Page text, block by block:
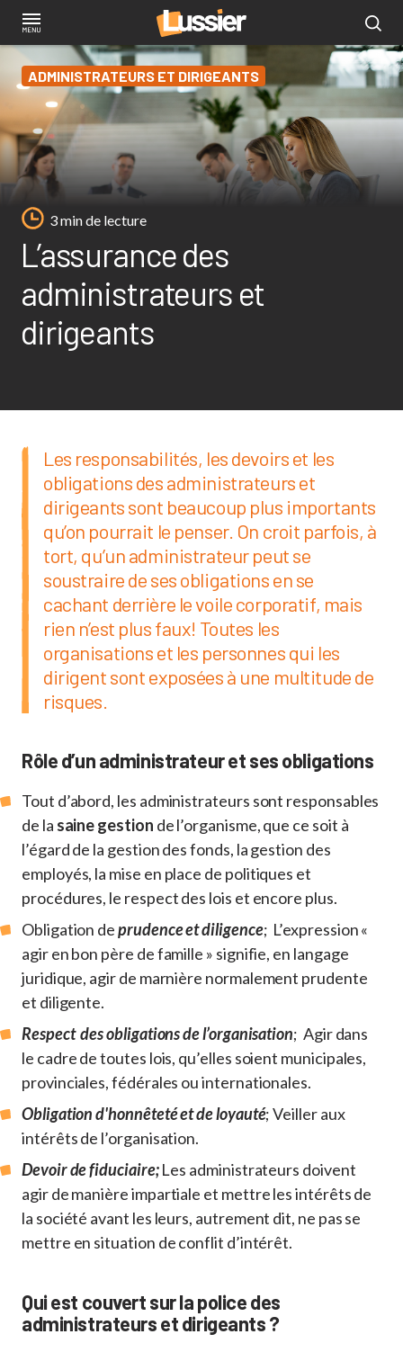
Aller
contenu
principal
ADMINISTRATEURS ET DIRIGEANTS
3 min de lecture
L’assurance des
administrateurs et
dirigeants
Les responsabilités, les devoirs et les
obligations des administrateurs et
dirigeants sont beaucoup plus importants
qu’on pourrait le penser. On croit parfois, à
tort, qu’un administrateur peut se
soustraire de ses obligations en se
cachant derrière le voile corporatif, mais
rien n’est plus faux! Toutes les
organisations et les personnes qui les
dirigent sont exposées à une multitude de
risques.
Rôle d’un administrateur et ses obligations
Tout d’abord, les administrateurs sont responsables
de la saine gestion de l’organisme, que ce soit à
l’égard de la gestion des fonds, la gestion des
employés, la mise en place de politiques et
procédures, le respect des lois et encore plus.
Obligation deprudence et diligence; L’expression «
agir en bon père de famille » signifie, en langage
juridique, agir de marnière normalement prudente
et diligente.
Respect des obligations de l’organisation; Agir dans
le cadre de toutes lois, qu’elles soient municipales,
provinciales, fédérales ou internationales.
Obligation d'honnêteté et de loyauté; Veiller aux
intérêts de l’organisation.
Devoir de fiduciaire;Les administrateurs doivent
agir de manière impartiale et mettre les intérêts de
la société avant les leurs, autrement dit, ne pas se
mettre en situation de conflit d’intérêt.
Qui est couvert sur la police des
administrateurs et dirigeants ?